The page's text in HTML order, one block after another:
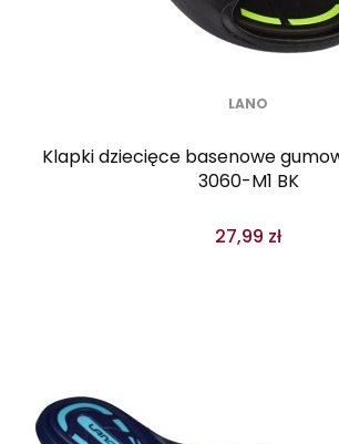
LANO
Klapki dziecięce basenowe gumowe Lano KL-2-
3060-M1 BK
27,99 zł